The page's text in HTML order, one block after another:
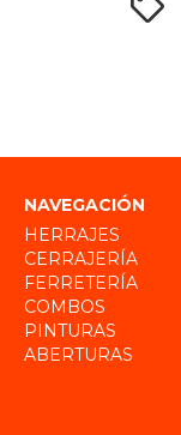
NAVEGACIÓN
HERRAJES
CERRAJERÍA
FERRETERÍA
COMBOS
PINTURAS
ABERTURAS